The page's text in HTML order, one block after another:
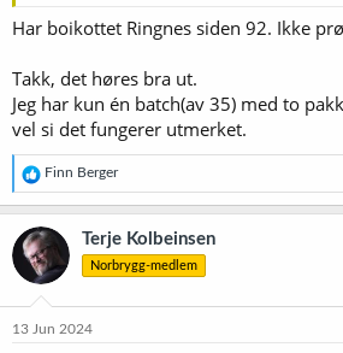
Har boikottet Ringnes siden 92. Ikke
Takk, det høres bra ut.
Jeg har kun én batch(av 35) med to
vel si det fungerer utmerket.
R
e
a
k
s
j
o
e
Finn Berger
Terje Kolbeinsen
Norbrygg-medlem
13 Jun 2024